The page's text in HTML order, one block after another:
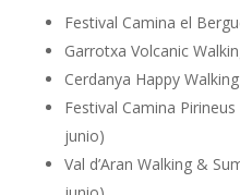
Festival Camina el
Garrotxa Volcanic
Cerdanya Happy
Festival Camina
junio)
Val d’Aran Walking &